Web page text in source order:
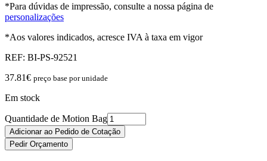
*Para dúvidas de impressão, consulte a nossa página de
personalizações
*Aos valores indicados, acresce IVA à taxa em vigor
REF: BI-PS-92521
37.81€ preço base por unidade
Em stock
Quantidade de Motion Bag
Adicionar ao Pedido de Cotação
Pedir Orçamento